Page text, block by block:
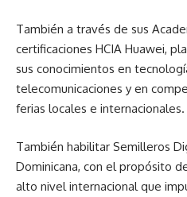
También a través de sus
certificaciones HCIA Huawei,
sus conocimientos en
telecomunicaciones y en
ferias locales e internacionales.
También habilitar Semilleros
Dominicana, con el propósito
alto nivel internacional que